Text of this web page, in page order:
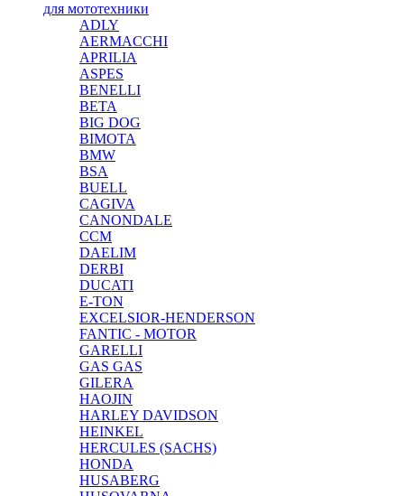
для мототехники
ADLY
AERMACCHI
APRILIA
ASPES
BENELLI
BETA
BIG DOG
BIMOTA
BMW
BSA
BUELL
CAGIVA
CANONDALE
CCM
DAELIM
DERBI
DUCATI
E-TON
EXCELSIOR-HENDERSON
FANTIC - MOTOR
GARELLI
GAS GAS
GILERA
HAOJIN
HARLEY DAVIDSON
HEINKEL
HERCULES (SACHS)
HONDA
HUSABERG